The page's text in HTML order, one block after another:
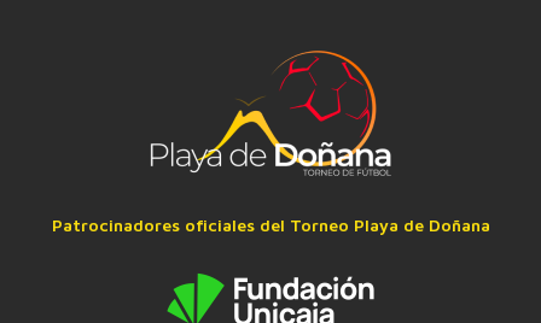
Patrocinadores oficiales del Torneo Playa de Doñana